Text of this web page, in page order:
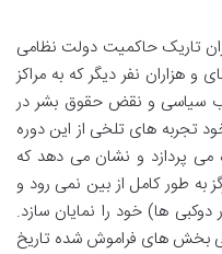
تاریک حاکمیت دولت نظامی
هزاران نفر دیگر که به مراکز
سیاسی و نقض حقوق بشر در
تجربه های تلخی از این دوره
می پردازد و نشان می دهد که
به طور کامل از بین نمی رود و
ها) خود را نمایان سازد.
بخش های فراموش شده تاریخ